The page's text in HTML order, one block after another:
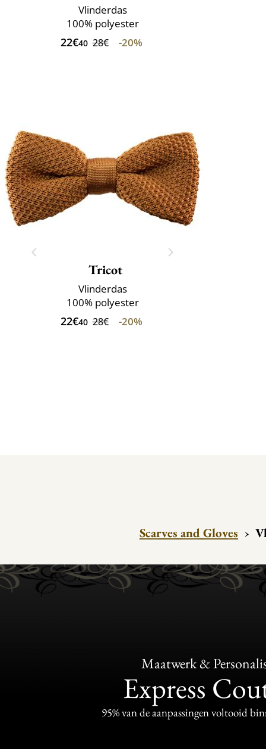
Vlinderdas
100% polyester
22€40 28€ -20%
Tricot
Vlinderdas
100% polyester
22€40 28€ -20%
Scarves and Gloves ›
Maatwerk &
Express
95% van de aanpassingen voltooid